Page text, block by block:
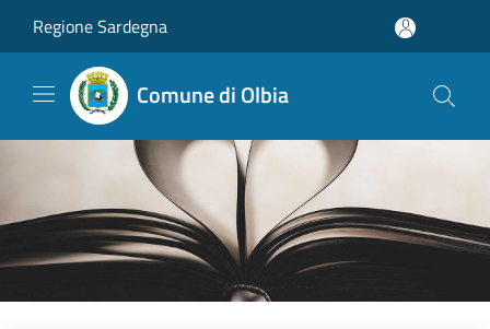
Regione Sardegna
Comune di Olbia